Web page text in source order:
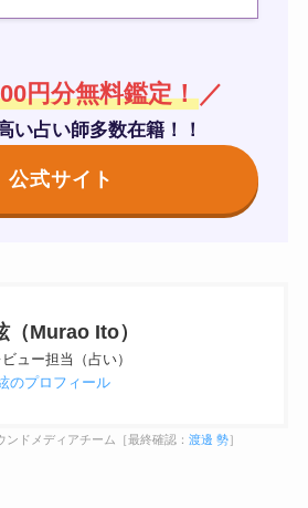
円分無料鑑定！ ／
い占い師多数在籍！！
公式サイト
（Murao Ito）
ュー担当（占い）
のプロフィール
ドメディアチーム［最終確認： 渡邊 勢］